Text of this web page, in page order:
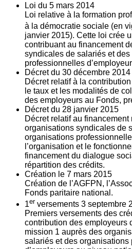
Loi du 5 mars 2014
Loi relative à la formation
à la démocratie sociale (en
janvier 2015). Cette loi crée
contribuant au financement
syndicales de salariés et
professionnelles
Décret du 30 décembre 2014
Décret relatif à la
le taux et les modalités de
des employeurs au Fonds,
Décret du 28 janvier 2015
Décret relatif au
organisations syndicales de
organisations
l’organisation et le
financement du dialogue
répartition des crédits.
Création le 7 mars 2015
Création de l’AGFPN,
Fonds paritaire national.
1er versements 3 septembre
Premiers versements des
contribution des employeurs
mission 1 auprès des
salariés et des organisations